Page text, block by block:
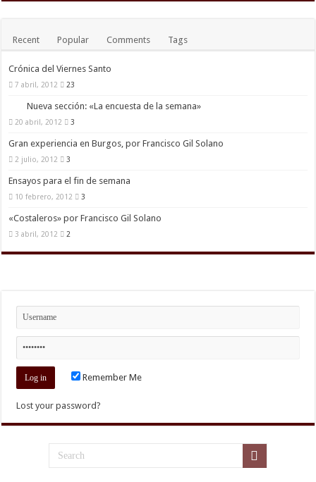
Recent Popular Comments Tags
Crónica del Viernes Santo
7 abril, 2012 23
Nueva sección: «La encuesta de la semana»
20 abril, 2012 3
Gran experiencia en Burgos, por Francisco Gil Solano
2 julio, 2012 3
Ensayos para el fin de semana
10 febrero, 2012 3
«Costaleros» por Francisco Gil Solano
3 abril, 2012 2
Remember Me
Lost your password?